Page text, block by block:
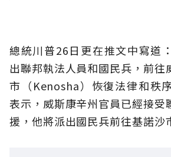
總統川普26日更在推文中寫道
出聯邦執法人員和國民兵，前往
市（Kenosha）恢復法律和秩
表示，威斯康辛州官員已經接受
援，他將派出國民兵前往基諾沙